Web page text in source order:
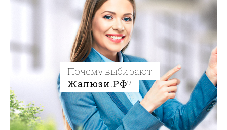
Почему выбирают
Жалюзи.РФ?